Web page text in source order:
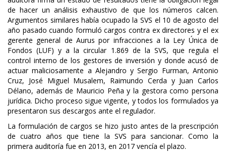
de hacer un análisis exhaustivo de que los números calcen.
Argumentos similares había ocupado la SVS el 10 de agosto del
año pasado cuando formuló cargos contra ex directores y el ex
gerente general de Aurus por infracciones a la Ley Única de
Fondos (LUF) y a la circular 1.869 de la SVS, que regula el
control interno de los gestores de inversión y donde acusó de
actuar maliciosamente a Alejandro y Sergio Furman, Antonio
Cruz, José Miguel Musalem, Raimundo Cerda y Juan Carlos
Délano, además de Mauricio Peña y la gestora como persona
jurídica. Dicho proceso sigue vigente, y todos los formulados ya
presentaron sus descargos ante el regulador.
La formulación de cargos se hizo justo antes de la prescripción
de cuatro años que tiene la SVS para sancionar. Como la
primera auditoría fue en 2013, en 2017 vencía el plazo.